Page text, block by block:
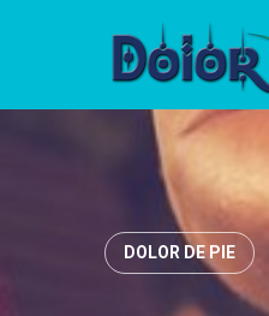
DOLOR DE PIE